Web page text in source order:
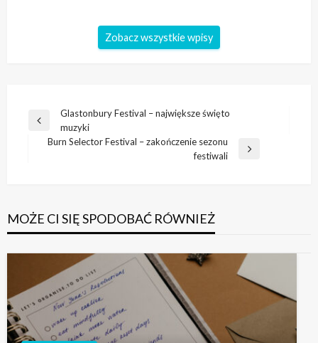
Zobacz wszystkie wpisy
Nawigacja
wpisu
Poprzedni
Glastonbury Festival – największe święto
muzyki
Burn Selector Festival – zakończenie sezonu
festiwali
MOŻE CI SIĘ SPODOBAĆ RÓWNIEŻ